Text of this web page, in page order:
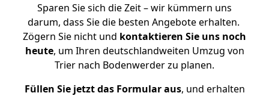
Sparen Sie sich die Zeit – wir kümmern uns
darum, dass Sie die besten Angebote erhalten.
Zögern Sie nicht und kontaktieren Sie uns noch
heute, um Ihren deutschlandweiten Umzug von
Trier nach Bodenwerder zu planen.
Füllen Sie jetzt das Formular aus, und erhalten